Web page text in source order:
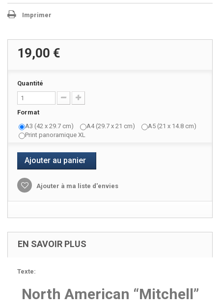
Imprimer
19,00 €
Quantité
Format
A3 (42 x 29.7 cm)
A4 (29.7 x 21 cm)
A5 (21 x 14.8 cm)
Print panoramique XL
Ajouter au panier
Ajouter à ma liste d'envies
EN SAVOIR PLUS
Texte:
North American “Mitchell”